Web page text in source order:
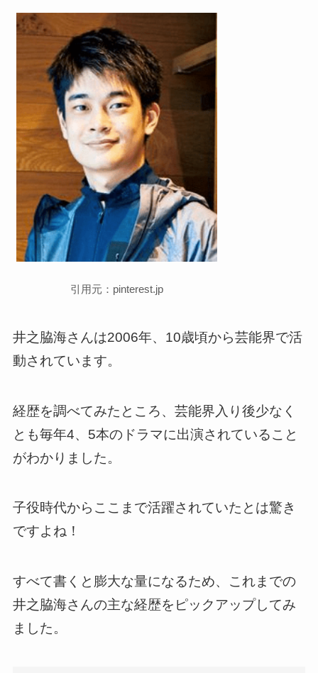
引用元：pinterest.jp
井之脇海さんは2006年、10歳頃から芸能界で活
動されています。
経歴を調べてみたところ、芸能界入り後少なく
とも毎年4、5本のドラマに出演されていること
がわかりました。
子役時代からここまで活躍されていたとは驚き
ですよね！
すべて書くと膨大な量になるため、これまでの
井之脇海さんの主な経歴をピックアップしてみ
ました。